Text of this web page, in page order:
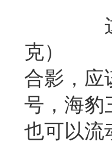
这个照
克）
合影，应
号，海豹
也可以流